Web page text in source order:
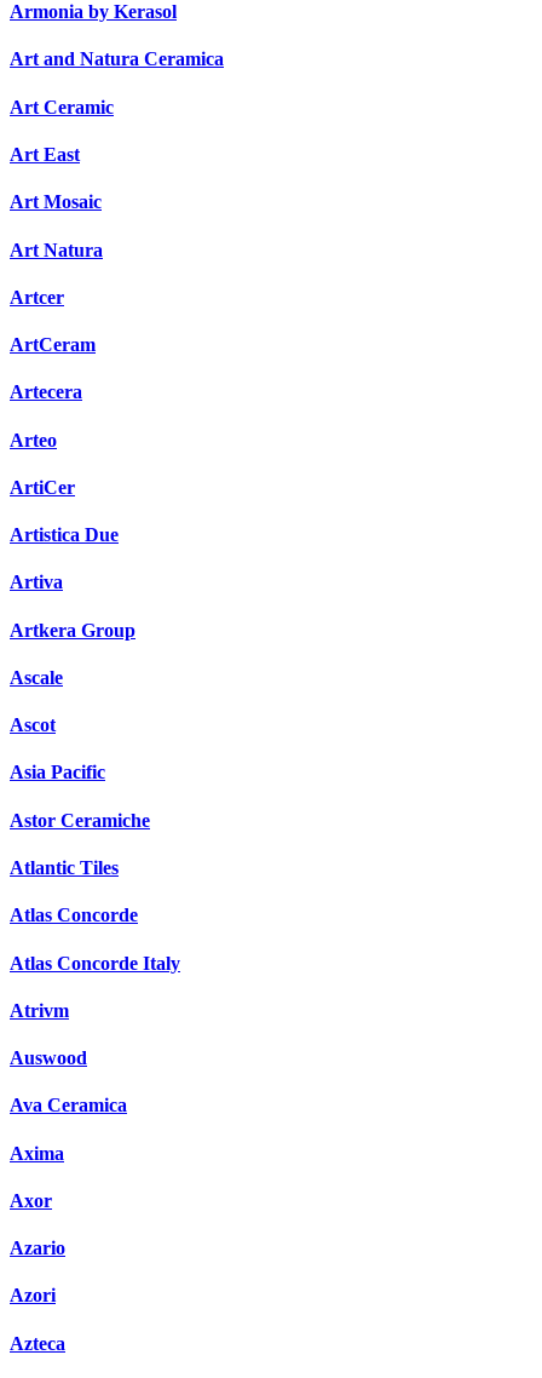
Armonia by Kerasol
Art and Natura Ceramica
Art Ceramic
Art East
Art Mosaic
Art Natura
Artcer
ArtCeram
Artecera
Arteo
ArtiCer
Artistica Due
Artiva
Artkera Group
Ascale
Ascot
Asia Pacific
Astor Ceramiche
Atlantic Tiles
Atlas Concorde
Atlas Concorde Italy
Atrivm
Auswood
Ava Ceramica
Axima
Axor
Azario
Azori
Azteca